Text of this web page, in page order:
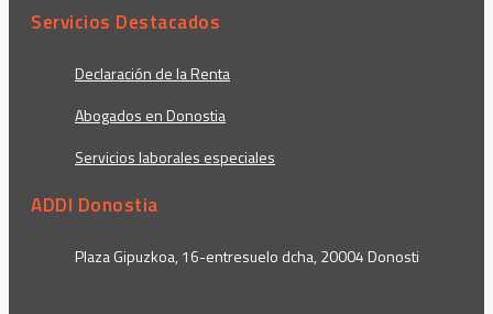
Servicios Destacados
Declaración de la Renta
Abogados en Donostia
Servicios laborales especiales
ADDI Donostia
Plaza Gipuzkoa, 16-entresuelo dcha, 20004 Donosti